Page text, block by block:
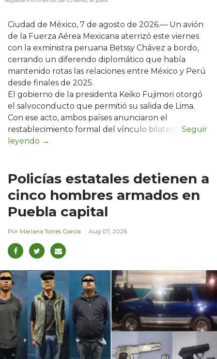
Ciudad de México, 7 de agosto de 2026.— Un avión
de la Fuerza Aérea Mexicana aterrizó este viernes
con la exministra peruana Betssy Chávez a bordo,
cerrando un diferendo diplomático que había
mantenido rotas las relaciones entre México y Perú
desde finales de 2025.
El gobierno de la presidenta Keiko Fujimori otorgó
el salvoconducto que permitió su salida de Lima.
Con ese acto, ambos países anunciaron el
restablecimiento formal del vínculo bilateral.
Policías estatales detienen a
cinco hombres armados en
Puebla capital
Mariana Torres García Aug 07, 2026